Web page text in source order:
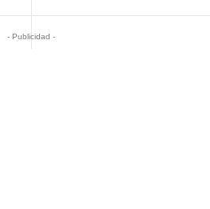
- Publicidad -